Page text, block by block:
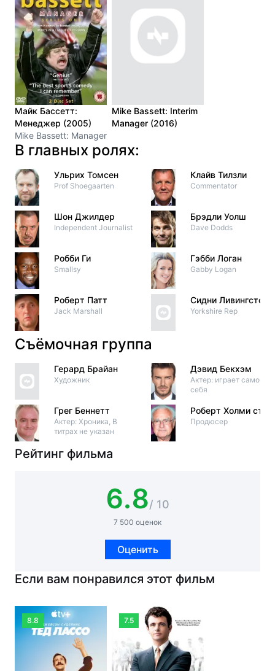
Майк Бассетт:
Менеджер (2005)
Mike Bassett: Manager
Mike Bassett: Interim
Manager (2016)
В главных ролях:
Ульрих Томсен
Prof Shoegaarten
Шон Джилдер
Independent Journalist
Робби Ги
Smallsy
Роберт Патт
Jack Marshall
Клайв Тилзли
Commentator
Брэдли Уолш
Dave Dodds
Гэбби Логан
Gabby Logan
Сидни Ливингстоун
Yorkshire Rep
Съёмочная группа
Герард Брайан
Художник
Грег Беннетт
Актер: Хроника, В
титрах не указан
Дэвид Бекхэм
Актер: играет самого
себя
Роберт Холми ст.
Продюсер
Рейтинг фильма
6.8/ 10
7 500 оценок
Оценить
Если вам понравился этот фильм
8.8 7.5